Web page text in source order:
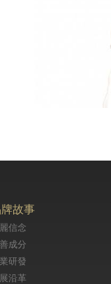
故事
信念
成分
研發
沿革